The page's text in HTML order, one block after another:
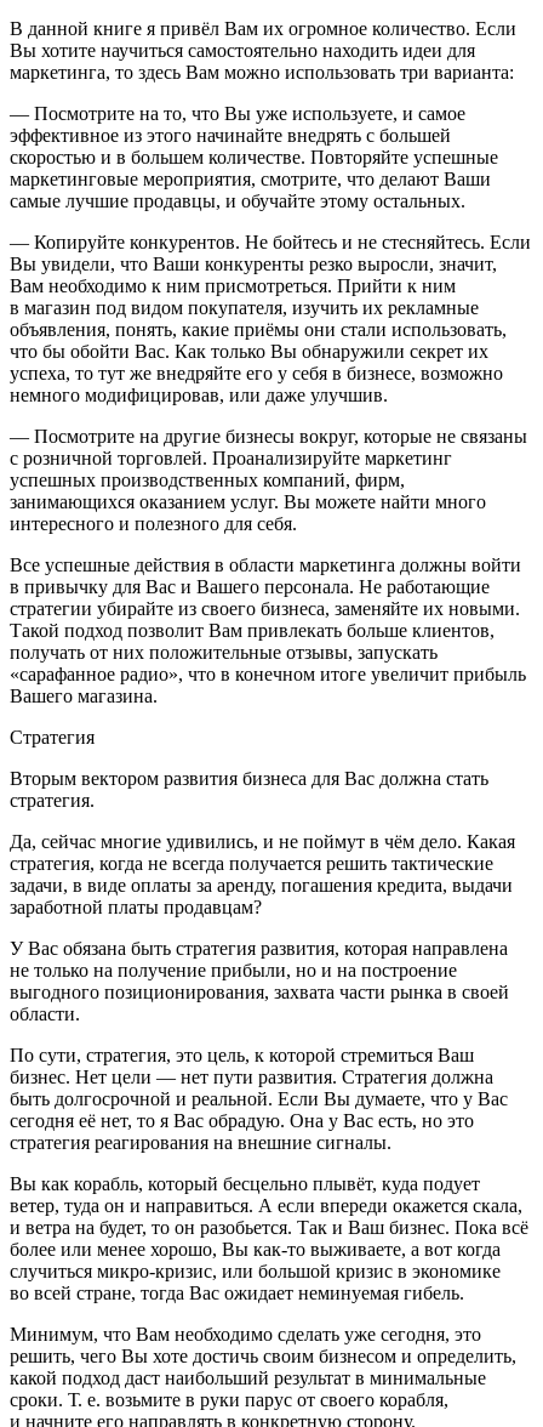
В данной книге я привёл Вам их огромное количество. Если
Вы хотите научиться самостоятельно находить идеи для
маркетинга, то здесь Вам можно использовать три варианта:
— Посмотрите на то, что Вы уже используете, и самое
эффективное из этого начинайте внедрять с большей
скоростью и в большем количестве. Повторяйте успешные
маркетинговые мероприятия, смотрите, что делают Ваши
самые лучшие продавцы, и обучайте этому остальных.
— Копируйте конкурентов. Не бойтесь и не стесняйтесь. Если
Вы увидели, что Ваши конкуренты резко выросли, значит,
Вам необходимо к ним присмотреться. Прийти к ним
в магазин под видом покупателя, изучить их рекламные
объявления, понять, какие приёмы они стали использовать,
что бы обойти Вас. Как только Вы обнаружили секрет их
успеха, то тут же внедряйте его у себя в бизнесе, возможно
немного модифицировав, или даже улучшив.
— Посмотрите на другие бизнесы вокруг, которые не связаны
с розничной торговлей. Проанализируйте маркетинг
успешных производственных компаний, фирм,
занимающихся оказанием услуг. Вы можете найти много
интересного и полезного для себя.
Все успешные действия в области маркетинга должны войти
в привычку для Вас и Вашего персонала. Не работающие
стратегии убирайте из своего бизнеса, заменяйте их новыми.
Такой подход позволит Вам привлекать больше клиентов,
получать от них положительные отзывы, запускать
«сарафанное радио», что в конечном итоге увеличит прибыль
Вашего магазина.
Стратегия
Вторым вектором развития бизнеса для Вас должна стать
стратегия.
Да, сейчас многие удивились, и не поймут в чём дело. Какая
стратегия, когда не всегда получается решить тактические
задачи, в виде оплаты за аренду, погашения кредита, выдачи
заработной платы продавцам?
У Вас обязана быть стратегия развития, которая направлена
не только на получение прибыли, но и на построение
выгодного позиционирования, захвата части рынка в своей
области.
По сути, стратегия, это цель, к которой стремиться Ваш
бизнес. Нет цели — нет пути развития. Стратегия должна
быть долгосрочной и реальной. Если Вы думаете, что у Вас
сегодня её нет, то я Вас обрадую. Она у Вас есть, но это
стратегия реагирования на внешние сигналы.
Вы как корабль, который бесцельно плывёт, куда подует
ветер, туда он и направиться. А если впереди окажется скала,
и ветра на будет, то он разобьется. Так и Ваш бизнес. Пока всё
более или менее хорошо, Вы как-то выживаете, а вот когда
случиться микро-кризис, или большой кризис в экономике
во всей стране, тогда Вас ожидает неминуемая гибель.
Минимум, что Вам необходимо сделать уже сегодня, это
решить, чего Вы хоте достичь своим бизнесом и определить,
какой подход даст наибольший результат в минимальные
сроки. Т. е. возьмите в руки парус от своего корабля,
и начните его направлять в конкретную сторону.